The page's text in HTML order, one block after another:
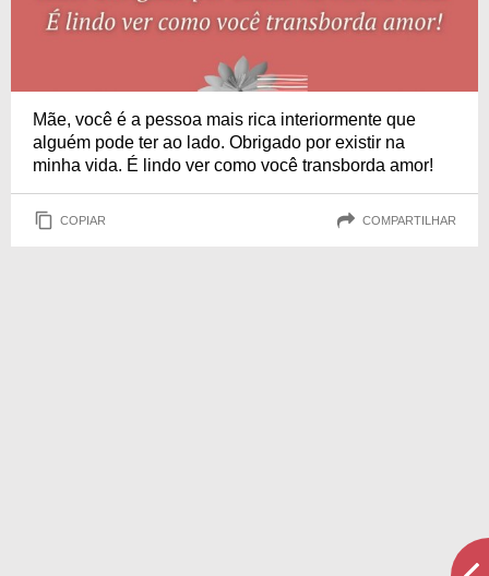
Mãe, você é a pessoa mais rica interiormente que
alguém pode ter ao lado. Obrigado por existir na
minha vida. É lindo ver como você transborda amor!
COPIAR COMPARTILHAR